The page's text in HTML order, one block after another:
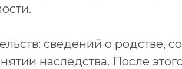
сведений о родстве,
наследства. После